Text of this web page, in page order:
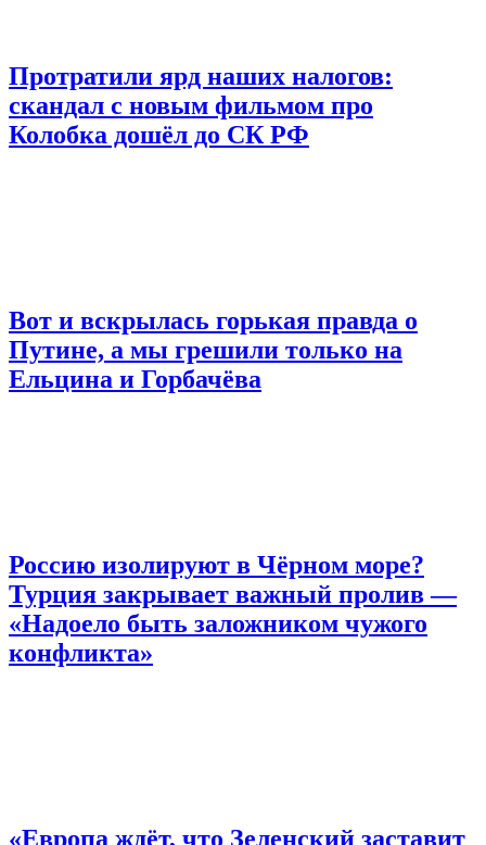
Протратили ярд наших налогов:
скандал с новым фильмом про
Колобка дошёл до СК РФ
Вот и вскрылась горькая правда о
Путине, а мы грешили только на
Ельцина и Горбачёва
Россию изолируют в Чёрном море?
Турция закрывает важный пролив —
«Надоело быть заложником чужого
конфликта»
«Европа ждёт, что Зеленский заставит